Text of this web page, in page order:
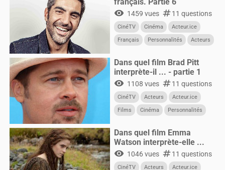
visibility 1459 vues numbers11 questions
CinéTV Cinéma
Acteur.ice
Français
Personnalités Acteurs
Dans quel film Brad Pitt
interprète-il ... - partie 1
visibility 1108 vues numbers11 questions
CinéTV Acteurs
Acteur.ice
Films
Cinéma Personnalités
Dans quel film Emma
Watson interprète-elle ...
visibility 1046 vues numbers11 questions
CinéTV Acteurs
Acteur.ice